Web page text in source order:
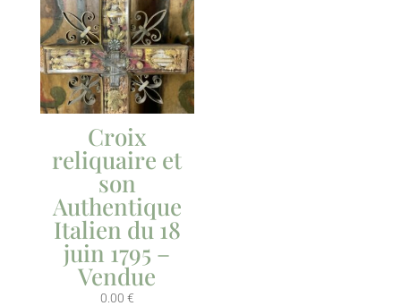
Croix
reliquaire et
son
Authentique
Italien du 18
juin 1795 –
Vendue
0.00 €